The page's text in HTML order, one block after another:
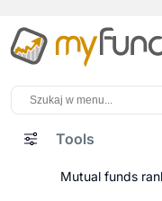
Tools
Mutual funds